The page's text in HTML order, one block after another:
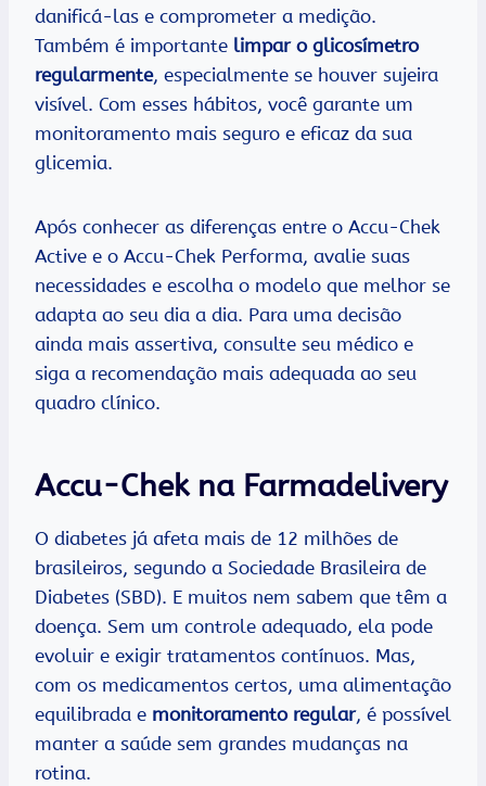
danificá-las e comprometer a medição.
Também é importante limpar o glicosímetro
regularmente, especialmente se houver sujeira
visível. Com esses hábitos, você garante um
monitoramento mais seguro e eficaz da sua
glicemia.
Após conhecer as diferenças entre o Accu-Chek
Active e o Accu-Chek Performa, avalie suas
necessidades e escolha o modelo que melhor se
adapta ao seu dia a dia. Para uma decisão
ainda mais assertiva, consulte seu médico e
siga a recomendação mais adequada ao seu
quadro clínico.
Accu-Chek na Farmadelivery
O diabetes já afeta mais de 12 milhões de
brasileiros, segundo a Sociedade Brasileira de
Diabetes (SBD). E muitos nem sabem que têm a
doença. Sem um controle adequado, ela pode
evoluir e exigir tratamentos contínuos. Mas,
com os medicamentos certos, uma alimentação
equilibrada e monitoramento regular, é possível
manter a saúde sem grandes mudanças na
rotina.